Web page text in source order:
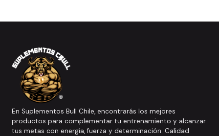
En Suplementos Bull Chile, encontrarás los mejores
productos para complementar tu entrenamiento y alcanzar
tus metas con energía, fuerza y determinación. Calidad